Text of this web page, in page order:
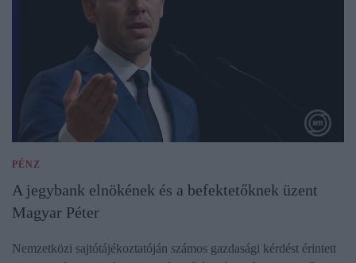
PÉNZ
A jegybank elnökének és a befektetőknek üzent
Magyar Péter
Nemzetközi sajtótájékoztatóján számos gazdasági kérdést érintett